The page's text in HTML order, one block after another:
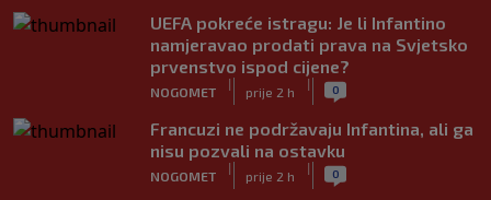
UEFA pokreće istragu: Je li Infantino
namjeravao prodati prava na Svjetsko
prvenstvo ispod cijene?
NOGOMET
|
prije 2 h
| 0
Francuzi ne podržavaju Infantina, ali ga
nisu pozvali na ostavku
NOGOMET
|
prije 2 h
| 0